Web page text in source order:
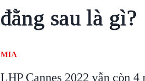
đằng sau là gì?
MIA
LHP Cannes 2022 vẫn còn